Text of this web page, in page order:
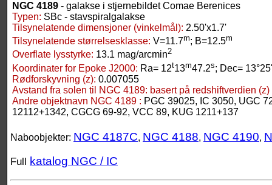
NGC 4189 - galakse i stjernebildet Comae Berenices
Typen: SBc - stavspiralgalakse
Tilsynelatende dimensjoner (vinkelmål): 2.50'x1.7'
Tilsynelatende størrelsesklasse: V=11.7m; B=12.5m
Overflate lysstyrke: 13.1 mag/arcmin2
Koordinater for Epoke J2000: Ra= 12t13m47.2s; Dec=
Rødforskyvning (z): 0.007055
Avstand fra solen til NGC 4189: basert på redshiftverdien
Andre objektnavn NGC 4189 : PGC 39025, IC 3050, UGC
12112+1342, CGCG 69-92, VCC 89, KUG 1211+137
Naboobjekter: NGC 4187C, NGC 4188, NGC 4190,
Full katalog NGC / IC